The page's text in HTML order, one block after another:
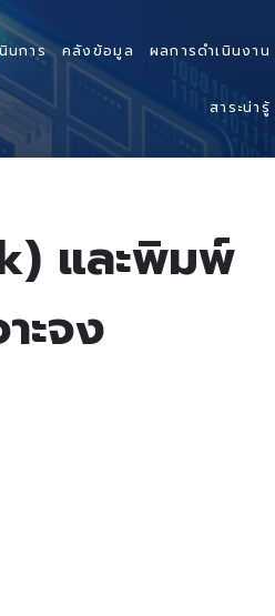
นการ คลังข้อมูล ผลการดำเนินงาน
สาระน่ารู้
และพิมพ์
ะจง